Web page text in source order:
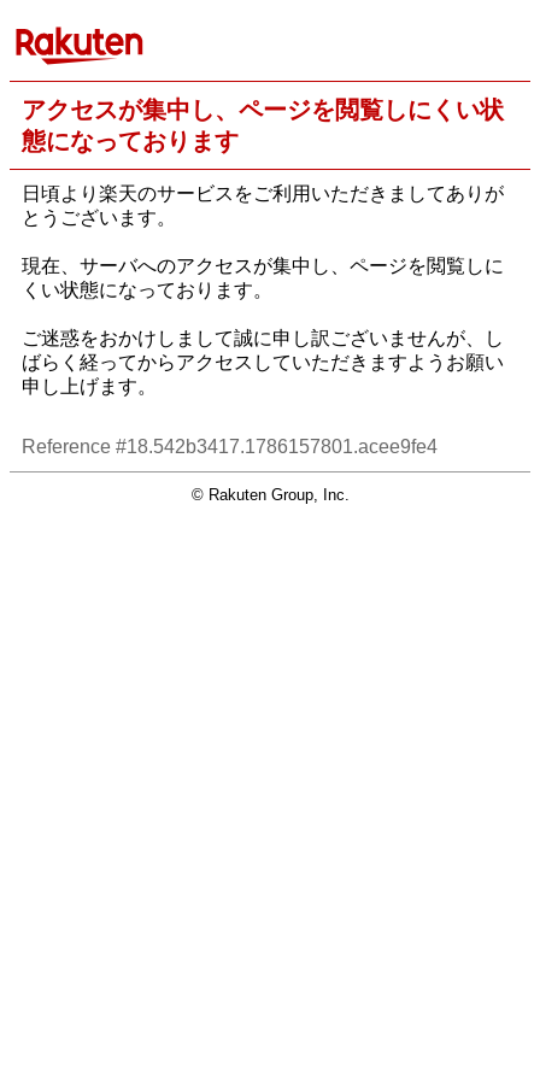
アクセスが集中し、ページを閲覧しにくい状
態になっております
日頃より楽天のサービスをご利用いただきましてありが
とうございます。
現在、サーバへのアクセスが集中し、ページを閲覧しに
くい状態になっております。
ご迷惑をおかけしまして誠に申し訳ございませんが、し
ばらく経ってからアクセスしていただきますようお願い
申し上げます。
Reference #18.542b3417.1786157801.acee9fe4
© Rakuten Group, Inc.